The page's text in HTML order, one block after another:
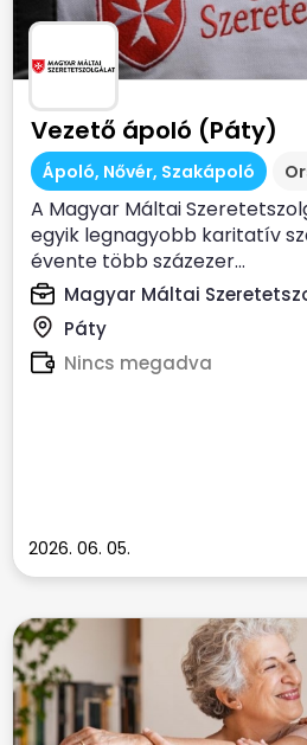
Vezető ápoló (Páty)
Ápoló, Nővér, Szakápoló
A Magyar Máltai
egyik legnagyobb karitatív
évente több százezer...
Magyar Máltai
Páty
Nincs megadva
2026. 06. 05.